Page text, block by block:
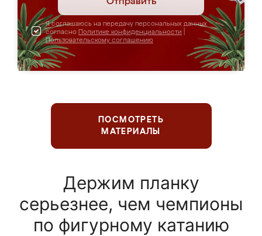
Я соглашаюсь на передачу персональных данных
согласно Политике конфиденциальности
Пользовательскому соглашению
ПОСМОТРЕТЬ
МАТЕРИАЛЫ
Держим планку
серьезнее, чем чемпионы
по фигурному катанию